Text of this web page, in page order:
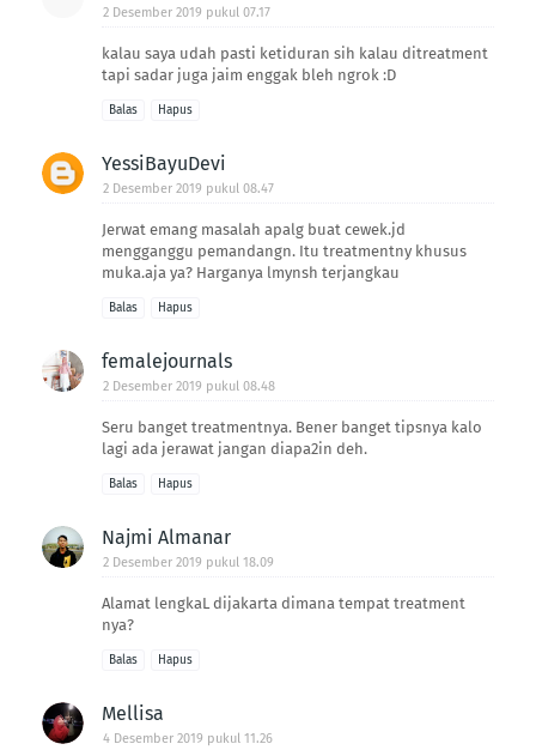
2 Desember 2019 pukul 07.17
kalau saya udah pasti ketiduran sih kalau ditreatment
tapi sadar juga jaim enggak bleh ngrok :D
Balas Hapus
YessiBayuDevi
2 Desember 2019 pukul 08.47
Jerwat emang masalah apalg buat cewek.jd
mengganggu pemandangn. Itu treatmentny khusus
muka.aja ya? Harganya lmynsh terjangkau
Balas Hapus
femalejournals
2 Desember 2019 pukul 08.48
Seru banget treatmentnya. Bener banget tipsnya kalo
lagi ada jerawat jangan diapa2in deh.
Balas Hapus
Najmi Almanar
2 Desember 2019 pukul 18.09
Alamat lengkaL dijakarta dimana tempat treatment
nya?
Balas Hapus
Mellisa
4 Desember 2019 pukul 11.26